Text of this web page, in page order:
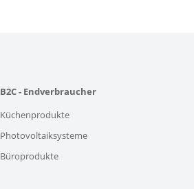
B2C - Endverbraucher
Küchenprodukte
Photovoltaiksysteme
Büroprodukte